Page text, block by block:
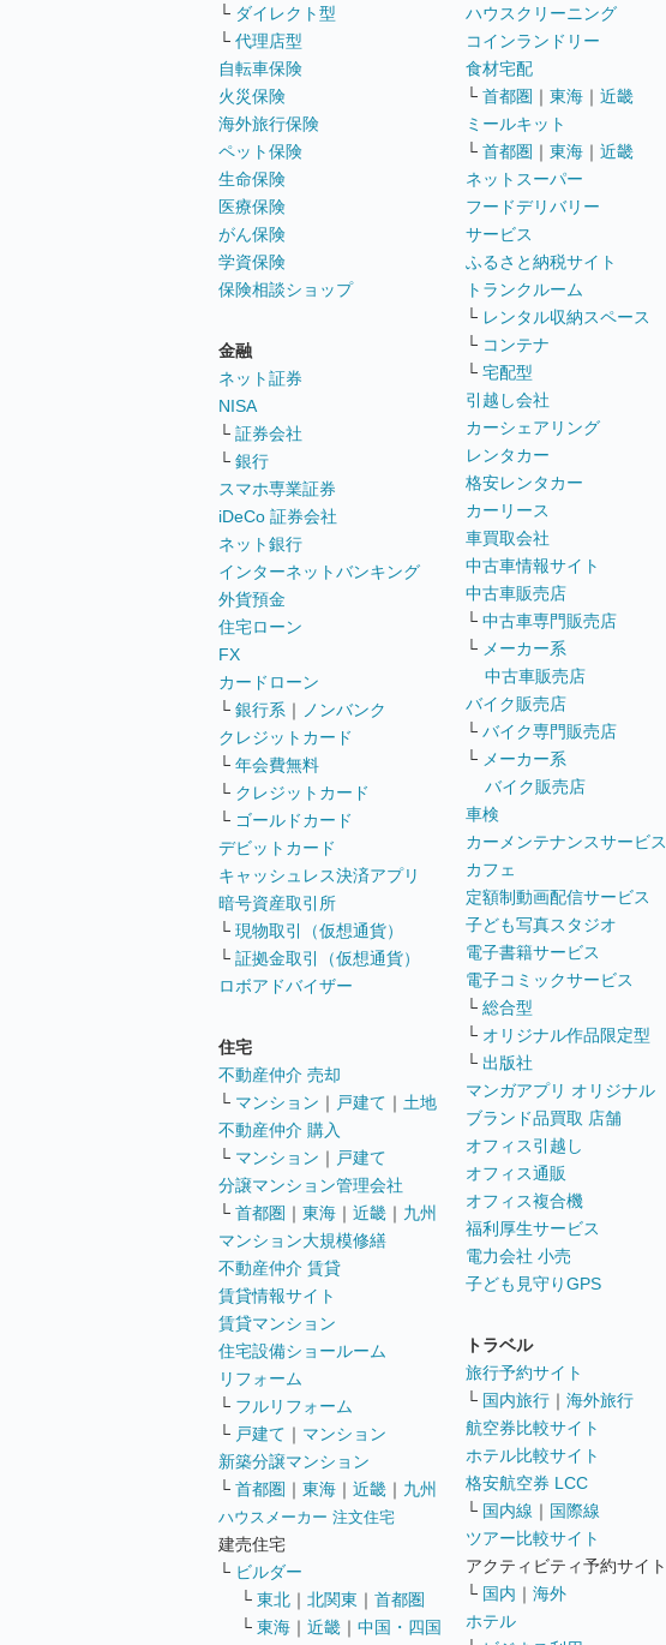
└ ダイレクト型
└ 代理店型
自転車保険
火災保険
海外旅行保険
ペット保険
生命保険
医療保険
がん保険
学資保険
保険相談ショップ
金融
ネット証券
NISA
└ 証券会社
└ 銀行
スマホ専業証券
iDeCo 証券会社
ネット銀行
インターネットバンキング
外貨預金
住宅ローン
FX
カードローン
└ 銀行系 ｜
ノンバンク
クレジットカード
└ 年会費無料
└ クレジットカード
└ ゴールドカード
デビットカード
キャッシュレス決済アプリ
暗号資産取引所
└ 現物取引（仮想通貨）
└ 証拠金取引（仮想通貨）
ロボアドバイザー
住宅
不動産仲介 売却
└ マンション ｜ 戸建て ｜ 土地
不動産仲介 購入
└ マンション ｜ 戸建て
分譲マンション管理会社
└ 首都圏 ｜ 東海 ｜ 近畿 ｜ 九州
マンション大規模修繕
不動産仲介 賃貸
賃貸情報サイト
賃貸マンション
住宅設備ショールーム
リフォーム
└ フルリフォーム
└ 戸建て ｜ マンション
新築分譲マンション
└ 首都圏 ｜ 東海 ｜ 近畿 ｜ 九州
ハウスメーカー 注文住宅
建売住宅
└ ビルダー
└ 東北 ｜ 北関東 ｜ 首都圏
└ 東海 ｜ 近畿 ｜ 中国・四国
ハウスクリーニング
コインランドリー
食材宅配
└ 首都圏 ｜ 東海 ｜ 近畿
ミールキット
└ 首都圏 ｜ 東海 ｜ 近畿
ネットスーパー
フードデリバリー
サービス
ふるさと納税サイト
トランクルーム
└ レンタル収納スペース
└ コンテナ
└ 宅配型
引越し会社
カーシェアリング
レンタカー
格安レンタカー
カーリース
車買取会社
中古車情報サイト
中古車販売店
└ 中古車専門販売店
└ メーカー系
中古車販売店
バイク販売店
└ バイク専門販売店
└ メーカー系
バイク販売店
車検
カーメンテナンスサービス
カフェ
定額制動画配信サービス
子ども写真スタジオ
電子書籍サービス
電子コミックサービス
└ 総合型
└ オリジナル作品限定型
└ 出版社
マンガアプリ オリジナル
ブランド品買取 店舗
オフィス引越し
オフィス通販
オフィス複合機
福利厚生サービス
電力会社 小売
子ども見守りGPS
トラベル
旅行予約サイト
└ 国内旅行 ｜ 海外旅行
航空券比較サイト
ホテル比較サイト
格安航空券 LCC
└ 国内線 ｜ 国際線
ツアー比較サイト
アクティビティ予約サイト
└ 国内 ｜ 海外
ホテル